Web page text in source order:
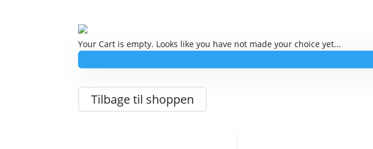
Your Cart is empty. Looks like you have not made your choice yet...
Tilbage til shoppen